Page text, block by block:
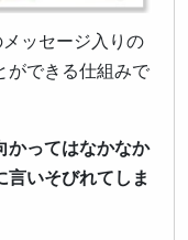
ッセージ入りの
ができる仕組みで
かってはなかなか
言いそびれてしま